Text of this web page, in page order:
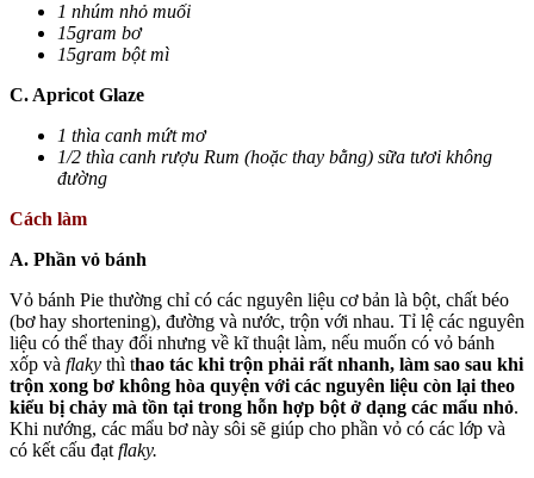
1 nhúm nhỏ muối
15gram bơ
15gram bột mì
C. Apricot Glaze
1 thìa canh mứt mơ
1/2 thìa canh rượu Rum (hoặc thay bằng) sữa tươi không
đường
Cách làm
A. Phần vỏ bánh
Vỏ bánh Pie thường chỉ có các nguyên liệu cơ bản là bột, chất béo
(bơ hay shortening), đường và nước, trộn với nhau. Tỉ lệ các nguyên
liệu có thể thay đổi nhưng về kĩ thuật làm, nếu muốn có vỏ bánh
xốp và flaky thì thao tác khi trộn phải rất nhanh, làm sao sau khi
trộn xong bơ không hòa quyện với các nguyên liệu còn lại theo
kiểu bị chảy mà tồn tại trong hỗn hợp bột ở dạng các mẩu nhỏ.
Khi nướng, các mẩu bơ này sôi sẽ giúp cho phần vỏ có các lớp và
có kết cấu đạt flaky.